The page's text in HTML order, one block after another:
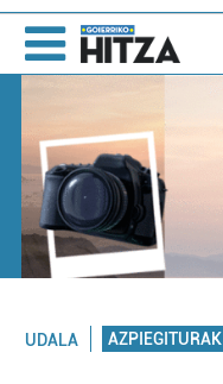
UDALA AZPIEGITURAK